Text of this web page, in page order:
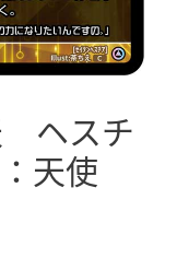
ヘスチ
天使